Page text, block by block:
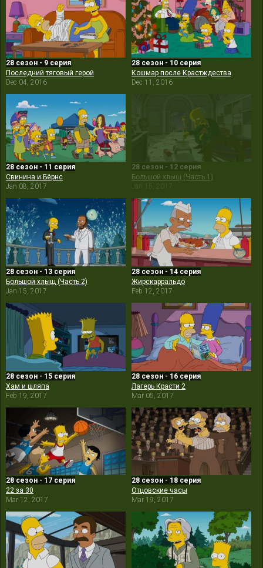
28 сезон - 9 серия
Последний тяговый герой
Dec 04, 2016
28 сезон - 10 серия
Кошмар после Крастждества
Dec 11, 2016
28 сезон - 11 серия
Свинина и Бёрнс
Jan 08, 2017
28 сезон - 12 серия
Большой хлыщ (Часть 1)
Jan 15, 2017
28 сезон - 13 серия
Большой хлыщ (Часть 2)
Jan 15, 2017
28 сезон - 14 серия
Жирскарральдо
Feb 12, 2017
28 сезон - 15 серия
Хам и шляпа
Feb 19, 2017
28 сезон - 16 серия
Лагерь Красти 2
Mar 05, 2017
28 сезон - 17 серия
22 за 30
Mar 12, 2017
28 сезон - 18 серия
Отцовские часы
Mar 19, 2017